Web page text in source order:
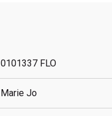
0101337 FLO
Marie Jo